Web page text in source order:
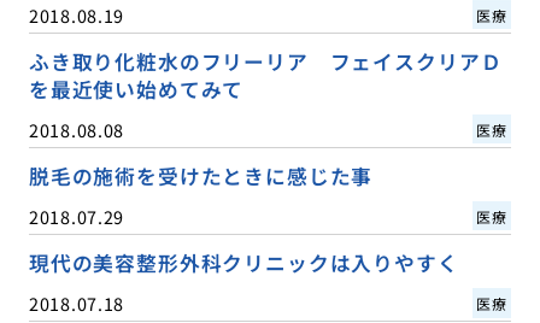
2018.08.19 医療
ふき取り化粧水のフリーリア フェイスクリアＤ
を最近使い始めてみて
2018.08.08 医療
脱毛の施術を受けたときに感じた事
2018.07.29 医療
現代の美容整形外科クリニックは入りやすく
2018.07.18 医療